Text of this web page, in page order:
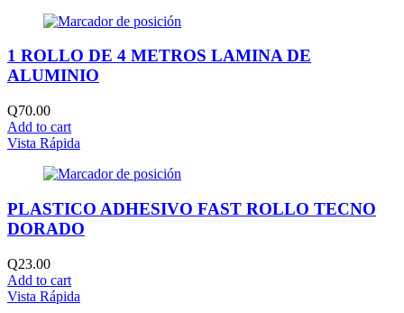
1 ROLLO DE 4 METROS LAMINA DE
ALUMINIO
Q70.00
Add to cart
Vista Rápida
PLASTICO ADHESIVO FAST ROLLO TECNO
DORADO
Q23.00
Add to cart
Vista Rápida